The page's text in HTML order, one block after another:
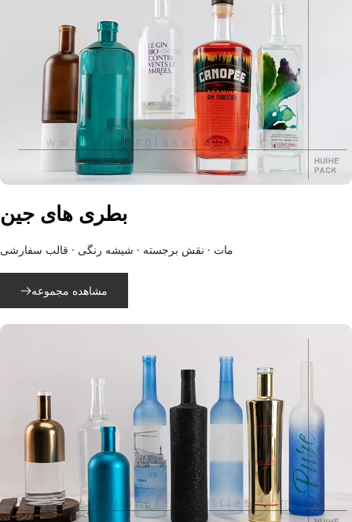
بطری های جین
مات · نقش برجسته · شیشه رنگی · قالب سفارشی
مشاهده مجموعه